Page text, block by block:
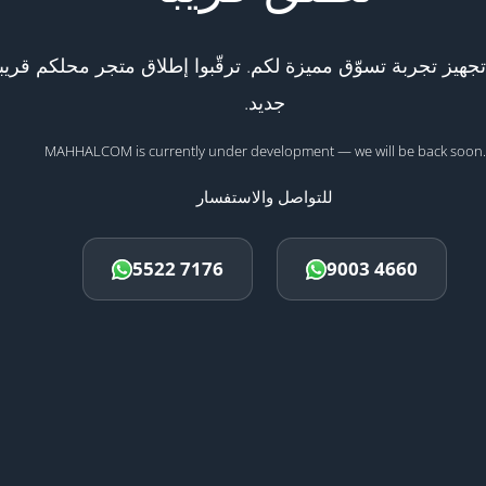
تجربة تسوّق مميزة لكم. ترقّبوا إطلاق متجر محلكم
جديد.
MAHHALCOM is currently under development — we will be back soon.
للتواصل والاستفسار
5522 7176 9003 4660